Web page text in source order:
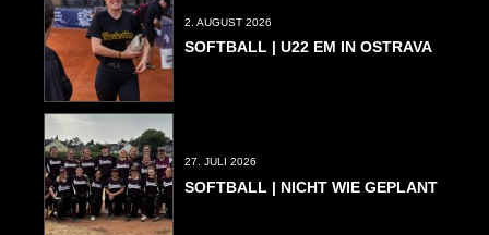
2. AUGUST 2026
SOFTBALL | U22 EM IN OSTRAVA
27. JULI 2026
SOFTBALL | NICHT WIE GEPLANT